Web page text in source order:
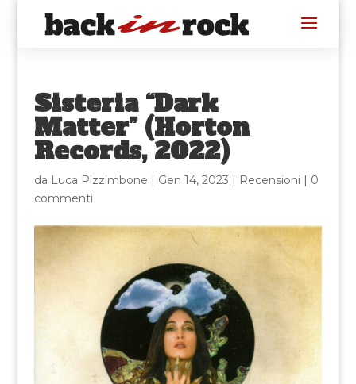
Sisteria “Dark
Matter” (Horton
Records, 2022)
da Luca Pizzimbone | Gen 14, 2023 | Recensioni | 0
commenti